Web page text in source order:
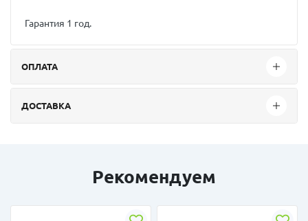
Гарантия 1 год.
ОПЛАТА
ДОСТАВКА
Рекомендуем